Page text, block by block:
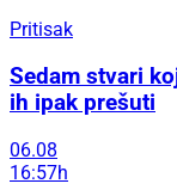
Pritisak
Sedam stvari
ih ipak prešuti
06.08
16:57h